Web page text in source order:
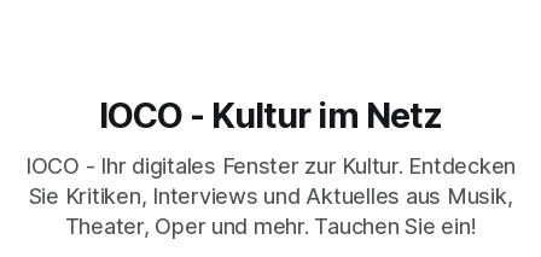
IOCO - Kultur im Netz
IOCO - Ihr digitales Fenster zur Kultur. Entdecken
Sie Kritiken, Interviews und Aktuelles aus Musik,
Theater, Oper und mehr. Tauchen Sie ein!